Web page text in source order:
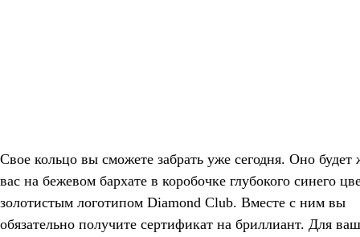
Свое кольцо вы сможете забрать уже сегодня. Оно будет
вас на бежевом бархате в коробочке глубокого синего
золотистым логотипом Diamond Club. Вместе с ним вы
обязательно получите сертификат на бриллиант. Для